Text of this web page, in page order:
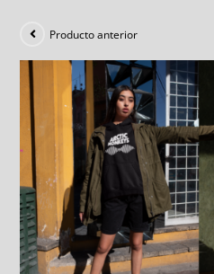
Producto anterior